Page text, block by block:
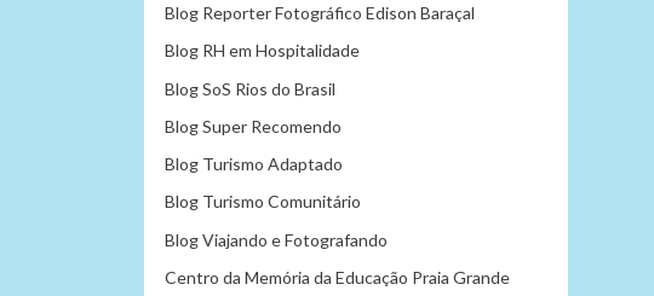
Blog Reporter Fotográfico Edison Baraçal
Blog RH em Hospitalidade
Blog SoS Rios do Brasil
Blog Super Recomendo
Blog Turismo Adaptado
Blog Turismo Comunitário
Blog Viajando e Fotografando
Centro da Memória da Educação Praia Grande